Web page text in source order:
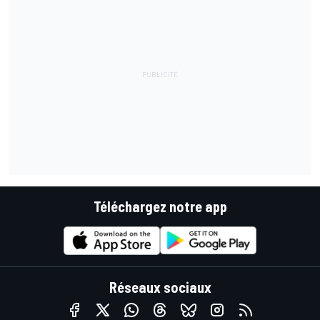
Téléchargez notre app
Réseaux sociaux